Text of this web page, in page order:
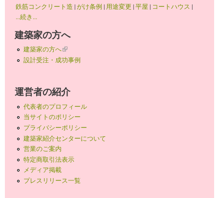
鉄筋コンクリート造 |がけ条例 | 用途変更 |平屋 | コートハウス |
...続き...
建築家の方へ
建築家の方へ(link is external)
設計受注・成功事例
運営者の紹介
代表者のプロフィール
当サイトのポリシー
プライバシーポリシー
建築家紹介センターについて
営業のご案内
特定商取引法表示
メディア掲載
プレスリリース一覧